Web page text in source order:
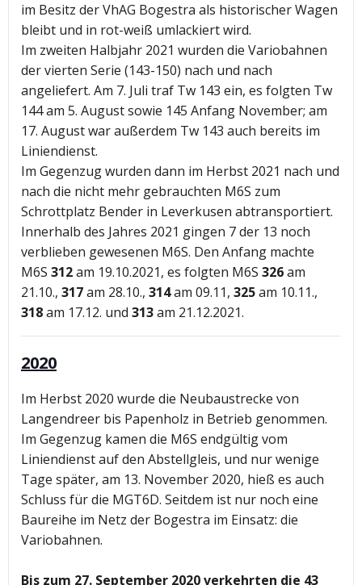
im Besitz der VhAG Bogestra als historischer Wagen
bleibt und in rot-weiß umlackiert wird.
Im zweiten Halbjahr 2021 wurden die Variobahnen
der vierten Serie (143-150) nach und nach
angeliefert. Am 7. Juli traf Tw 143 ein, es folgten Tw
144 am 5. August sowie 145 Anfang November; am
17. August war außerdem Tw 143 auch bereits im
Liniendienst.
Im Gegenzug wurden dann im Herbst 2021 nach und
nach die nicht mehr gebrauchten M6S zum
Schrottplatz Bender in Leverkusen abtransportiert.
Innerhalb des Jahres 2021 gingen 7 der 13 noch
verblieben gewesenen M6S. Den Anfang machte
M6S 312am 19.10.2021, es folgten M6S 326am
21.10., 317am 28.10., 314am 09.11, 325am 10.11.,
318am 17.12. und 313am 21.12.2021.
2020
Im Herbst 2020 wurde die Neubaustrecke von
Langendreer bis Papenholz in Betrieb genommen.
Im Gegenzug kamen die M6S endgültig vom
Liniendienst auf den Abstellgleis, und nur wenige
Tage später, am 13. November 2020, hieß es auch
Schluss für die MGT6D. Seitdem ist nur noch eine
Baureihe im Netz der Bogestra im Einsatz: die
Variobahnen.
Bis zum 27. September 2020 verkehrten die 43